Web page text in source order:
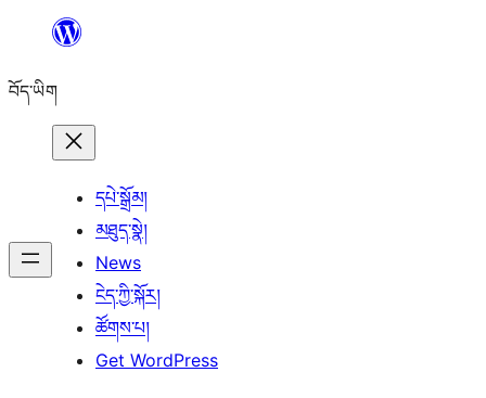
content
བོད་ཡིག
དཔེ་སྒྲོམ།
མཐུད་སྣེ།
News
ངེད་ཀྱི་སྐོར།
ཚོགས་པ།
Get WordPress